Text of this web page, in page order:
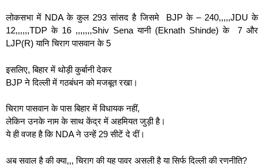
लोकसभा में NDA के कुल 293 सांसद है जिसमे BJP के – 240,,,,,JDU के
12,,,,,,TDP के 16 ,,,,,,,Shiv Sena यानी (Eknath Shinde) के 7 और
LJP(R) यानि चिराग पासवान के 5
इसलिए, बिहार में थोड़ी कुर्बानी देकर
BJP ने दिल्ली में गठबंधन को मजबूत रखा।
चिराग पासवान के पास बिहार में विधायक नहीं,
लेकिन उनके नाम के साथ केंद्र में अहमियत जुड़ी है।
ये ही वजह है कि NDA ने उन्हें 29 सीटें दे दीं।
अब सवाल है की क्या,,, चिराग की यह पावर असली है या सिर्फ दिल्ली की रणनीति?